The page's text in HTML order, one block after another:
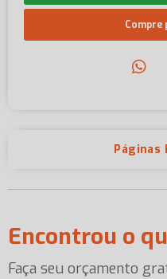
Compre
Páginas
Encontrou o
Faça seu orçamento